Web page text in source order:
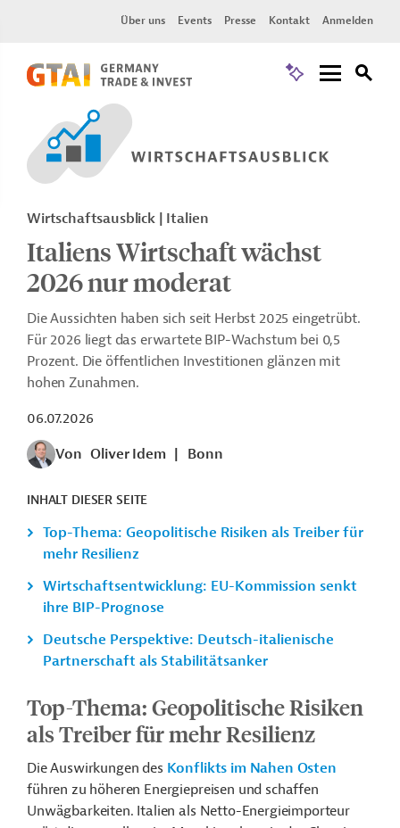
Über uns Events Presse Kontakt Anmelden
Wirtschaftsausblick | Italien
Italiens Wirtschaft wächst
2026 nur moderat
Die Aussichten haben sich seit Herbst 2025 eingetrübt.
Für 2026 liegt das erwartete BIP-Wachstum bei 0,5
Prozent. Die öffentlichen Investitionen glänzen mit
hohen Zunahmen.
06.07.2026
Von Oliver Idem Bonn
INHALT DIESER SEITE
Top-Thema: Geopolitische Risiken als Treiber für
mehr Resilienz
Wirtschaftsentwicklung: EU-Kommission senkt
ihre BIP-Prognose
Deutsche Perspektive: Deutsch-italienische
Partnerschaft als Stabilitätsanker
Top-Thema: Geopolitische Risiken
als Treiber für mehr Resilienz
Die Auswirkungen des Konflikts im Nahen Osten
führen zu höheren Energiepreisen und schaffen
Unwägbarkeiten. Italien als Netto-Energieimporteur